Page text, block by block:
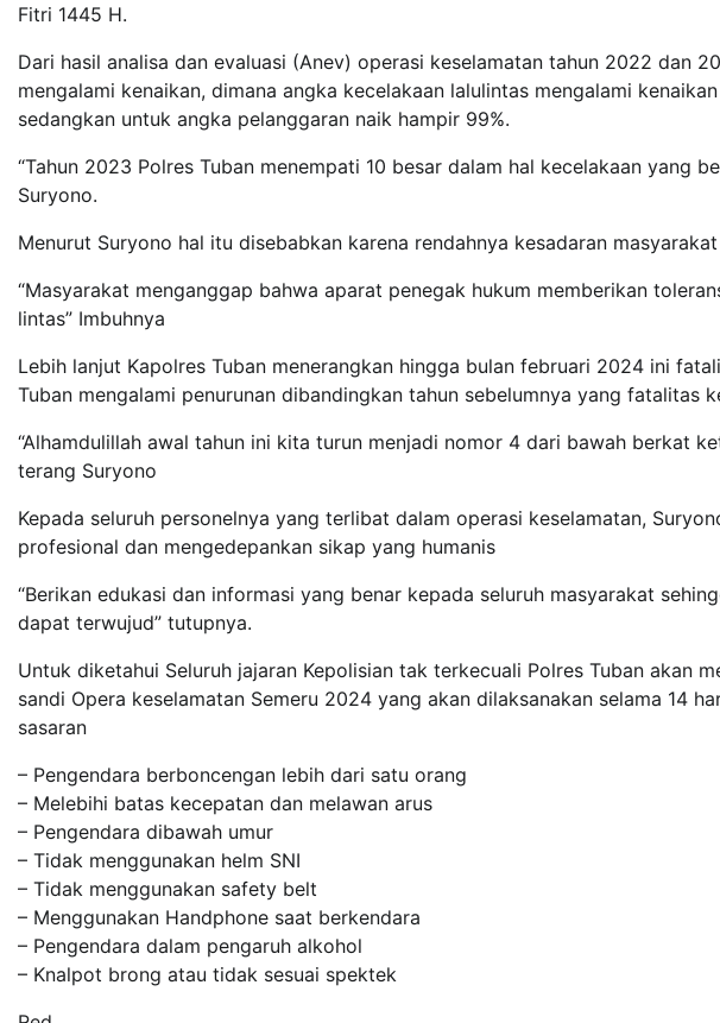
Fitri 1445 H.
Dari hasil analisa dan evaluasi (Anev) operasi keselamatan tahun 2022 dan
mengalami kenaikan, dimana angka kecelakaan lalulintas mengalami
sedangkan untuk angka pelanggaran naik hampir 99%.
“Tahun 2023 Polres Tuban menempati 10 besar dalam hal kecelakaan yang
Suryono.
Menurut Suryono hal itu disebabkan karena rendahnya kesadaran
“Masyarakat menganggap bahwa aparat penegak hukum memberikan
lintas” Imbuhnya
Lebih lanjut Kapolres Tuban menerangkan hingga bulan februari 2024 ini
Tuban mengalami penurunan dibandingkan tahun sebelumnya yang fatalitas
“Alhamdulillah awal tahun ini kita turun menjadi nomor 4 dari bawah berkat
terang Suryono
Kepada seluruh personelnya yang terlibat dalam operasi keselamatan,
profesional dan mengedepankan sikap yang humanis
“Berikan edukasi dan informasi yang benar kepada seluruh masyarakat
dapat terwujud” tutupnya.
Untuk diketahui Seluruh jajaran Kepolisian tak terkecuali Polres Tuban akan
sandi Opera keselamatan Semeru 2024 yang akan dilaksanakan selama 14
sasaran
– Pengendara berboncengan lebih dari satu orang
– Melebihi batas kecepatan dan melawan arus
– Pengendara dibawah umur
– Tidak menggunakan helm SNI
– Tidak menggunakan safety belt
– Menggunakan Handphone saat berkendara
– Pengendara dalam pengaruh alkohol
– Knalpot brong atau tidak sesuai spektek